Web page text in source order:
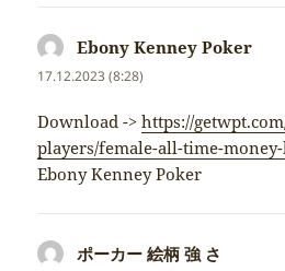
Ebony Kenney Poker
17.12.2023 (8:28)
Download ->https://
players/female-all-time-
Ebony Kenney Poker
ポーカー 絵柄 強 さ